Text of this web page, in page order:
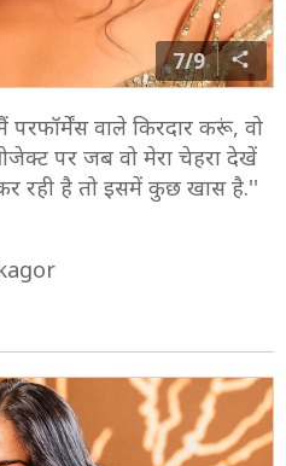
7/9
वाले किरदार करूं, वो
पर जब वो मेरा चेहरा देखें
रही है तो इसमें कुछ खास है.''